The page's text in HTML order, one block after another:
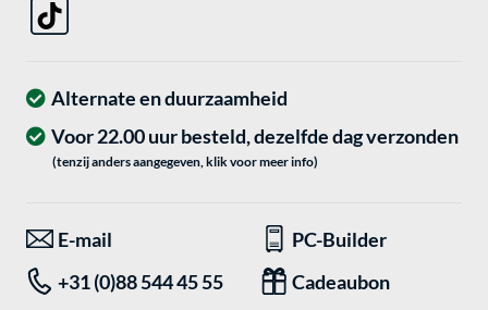
Alternate en duurzaamheid
Voor 22.00 uur besteld, dezelfde dag verzonden
(tenzij anders aangegeven, klik voor meer info)
E-mail
PC-Builder
+31 (0)88 544 45 55
Cadeaubon